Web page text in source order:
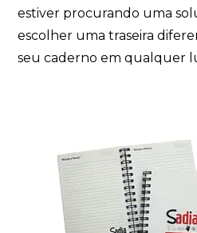
estiver procurando uma
escolher uma traseira
seu caderno em qualquer